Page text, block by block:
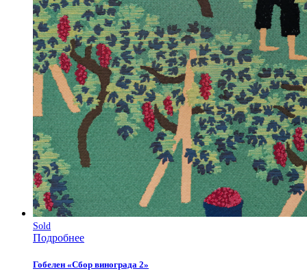
Sold
Подробнее
Гобелен «Сбор винограда 2»